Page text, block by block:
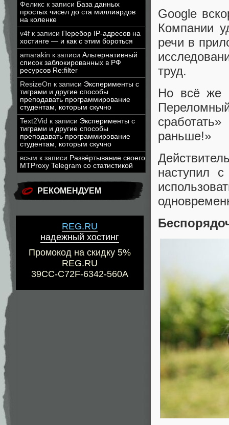
Феликс к записи База данных
простых чисел до ста миллиардов
на коленке
v4f к записи Перебор IP-адресов на
хостинге — и как с этим бороться
amarakin к записи Альтернативный
список заблокированных в РФ
ресурсов Re:filter
ResizeOn к записи Эксперименты с
тиграми и другие способы
преподавать программирование
студентам, которым скучно
Text2Vid к записи Эксперименты с
тиграми и другие способы
преподавать программирование
студентам, которым скучно
всым к записи Развёртывание своего
MTProxy Telegram со статистикой
РЕКОМЕНДУЕМ
REG.RU
надежный хостинг
Промокод на скидку 5%
REG.RU
39CC-C72F-6342-560A
Google
Компании
речи в
труд.
Но всё же
раньше!»
наступил